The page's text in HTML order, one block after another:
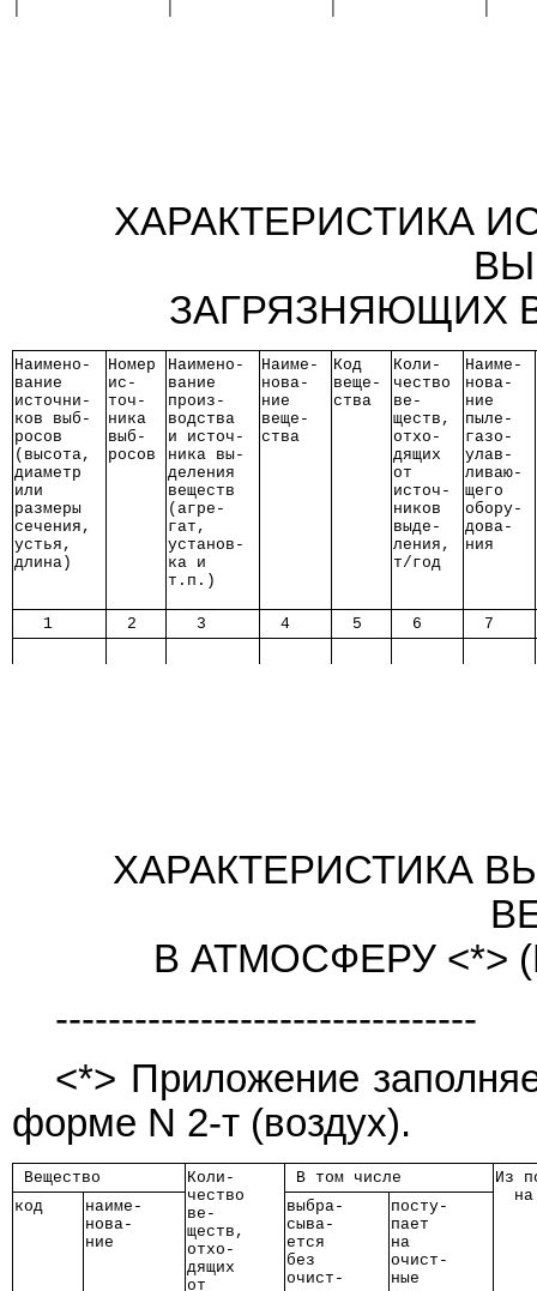
ХАРАКТЕРИСТИКА
ЗАГРЯЗНЯЮЩИХ
Наимено-
вание
источни-
ков выб-
росов
(высота,
диаметр
или
размеры
сечения,
устья,
длина)
Номер
ис-
точ-
ника
выб-
росов
Наимено-
вание
произ-
водства
и источ-
ника вы-
деления
веществ
(агре-
гат,
установ-
ка и
т.п.)
Наиме-
нова-
ние
веще-
ства
Код
веще-
ства
Коли-
чество
ве-
ществ,
отхо-
дящих
от
источ-
ников
выде-
ления,
т/год
Наиме-
нова-
ние
пыле-
газо-
улав-
ливаю-
щего
обору-
дова-
ния
   1
  2
   3
  4
  5
  6
  7
ХАРАКТЕРИСТИКА
В АТМОСФЕРУ <*>
--------------------------------
<*> Приложение
форме N 2-т (воздух).
Вещество
Коли-
чество
ве-
ществ,
отхо-
дящих
от
В том числе
Из
код
наиме-
нова-
ние
выбра-
сыва-
ется
без
очист-
посту-
пает
на
очист-
ные